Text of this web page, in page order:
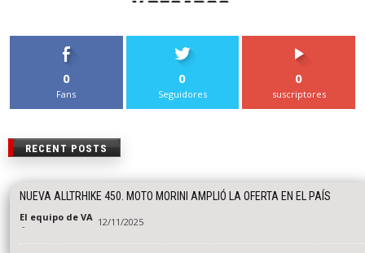
0
Fans
0
Seguidores
0
suscriptores
RECENT POSTS
NUEVA ALLTRHIKE 450. MOTO MORINI AMPLIÓ LA OFERTA EN EL PAÍS
El equipo de VA
- 12/11/2025